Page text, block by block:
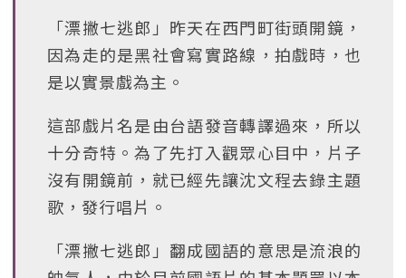
「漂撇七逃郎」昨天在西門町街頭開鏡，
因為走的是黑社會寫實路線，拍戲時，也
是以實景戲為主。
這部戲片名是由台語發音轉譯過來，所以
十分奇特。為了先打入觀眾心目中，片子
沒有開鏡前，就已經先讓沈文程去錄主題
歌，發行唱片。
「漂撇七逃郎」翻成國語的意思是流浪的